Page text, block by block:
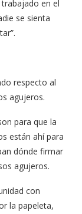
en el
se sienta
respecto al
agujeros.
para que la
están ahí para
dónde firmar
agujeros.
con
la papeleta,